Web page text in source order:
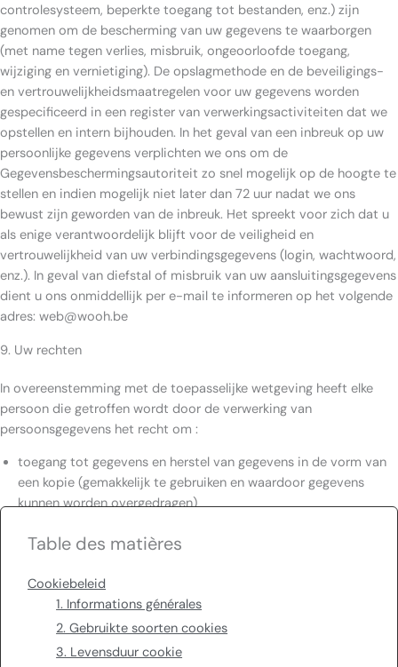
Table des matières
Cookiebeleid
1. Informations générales
2. Gebruikte soorten cookies
3. Levensduur cookie
controlesysteem, beperkte toegang tot bestanden, enz.) zijn
genomen om de bescherming van uw gegevens te waarborgen
(met name tegen verlies, misbruik, ongeoorloofde toegang,
wijziging en vernietiging). De opslagmethode en de beveiligings-
en vertrouwelijkheidsmaatregelen voor uw gegevens worden
gespecificeerd in een register van verwerkingsactiviteiten dat we
opstellen en intern bijhouden. In het geval van een inbreuk op uw
persoonlijke gegevens verplichten we ons om de
Gegevensbeschermingsautoriteit zo snel mogelijk op de hoogte te
stellen en indien mogelijk niet later dan 72 uur nadat we ons
bewust zijn geworden van de inbreuk. Het spreekt voor zich dat u
als enige verantwoordelijk blijft voor de veiligheid en
vertrouwelijkheid van uw verbindingsgegevens (login, wachtwoord,
enz.). In geval van diefstal of misbruik van uw aansluitingsgegevens
dient u ons onmiddellijk per e-mail te informeren op het volgende
adres: web@wooh.be
9. Uw rechten
In overeenstemming met de toepasselijke wetgeving heeft elke
persoon die getroffen wordt door de verwerking van
persoonsgegevens het recht om :
toegang tot gegevens en herstel van gegevens in de vorm van
een kopie (gemakkelijk te gebruiken en waardoor gegevens
kunnen worden overgedragen)
onjuiste of onvolledige gegevens wijzigen
bezwaar maken tegen de verwerking van hun gegevens, in het
bijzonder voor direct-marketingdoeleinden.
Gebruikers die hun rechten willen laten gelden, worden
uitgenodigd een e-mail te sturen naar het volgende adres: